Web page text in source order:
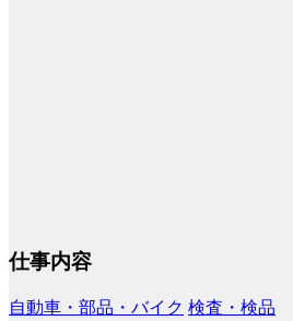
仕事内容
自動車・部品・バイク 検査・検品